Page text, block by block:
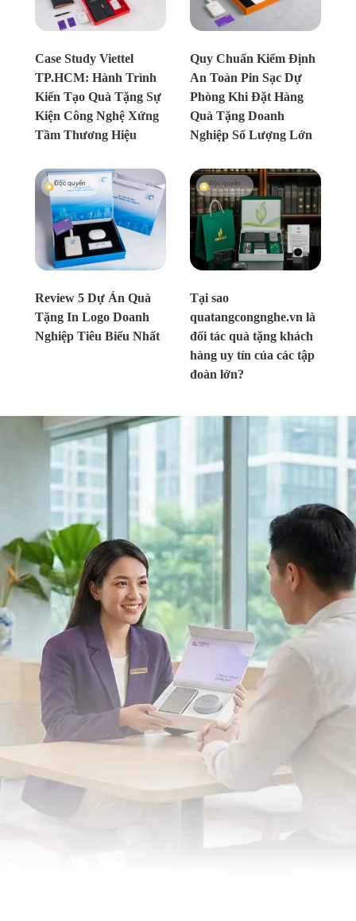
Case Study Viettel
TP.HCM: Hành Trình
Kiến Tạo Quà Tặng Sự
Kiện Công Nghệ Xứng
Tầm Thương Hiệu
Quy Chuẩn Kiểm Định
An Toàn Pin Sạc Dự
Phòng Khi Đặt Hàng
Quà Tặng Doanh
Nghiệp Số Lượng Lớn
Review 5 Dự Án Quà
Tặng In Logo Doanh
Nghiệp Tiêu Biểu Nhất
Độc quyền
Tại sao
quatangcongnghe.vn là
đối tác quà tặng khách
hàng uy tín của các tập
đoàn lớn?
Độc quyền